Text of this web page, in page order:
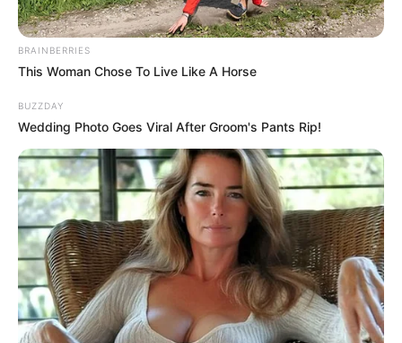
Morgen ist Hohes Friedensfest (in Augsburg ein
Feiertag): Sonnabend, den 08.08.2026
Hier werdenIdeenzu Ausflugszielen,
Sehenswürdigkeiten undFreizeitangeboten in
Möchengladbach und Korschenbroich einschließlich der
Umgebung vorgestellt, die mit dem Auto, mit derBahnund
zum Teil auch mit dem Fahrrad zu erreichen sind. Bei den
Ausflugs- und Freizeittipps in dieser Umkreissuche für
BRAINBERRIES
This Woman Chose To Live Like A Horse
BUZZDAY
Wedding Photo Goes Viral After Groom's Pants Rip!